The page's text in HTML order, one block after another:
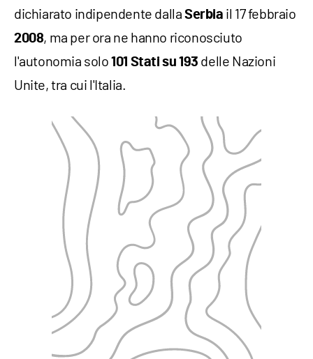
dichiarato indipendente dallaSerbia il 17 febbraio
2008, ma per ora ne hanno riconosciuto
l'autonomia solo101 Stati su 193 delle Nazioni
Unite, tra cui l'Italia.